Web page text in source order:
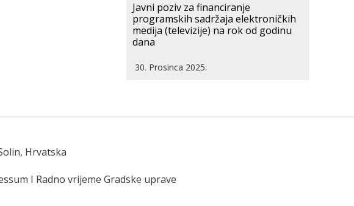
Javni poziv za financiranje
programskih sadržaja elektroničkih
medija (televizije) na rok od godinu
dana
30. Prosinca 2025.
Hrvatska
I Radno vrijeme Gradske uprave